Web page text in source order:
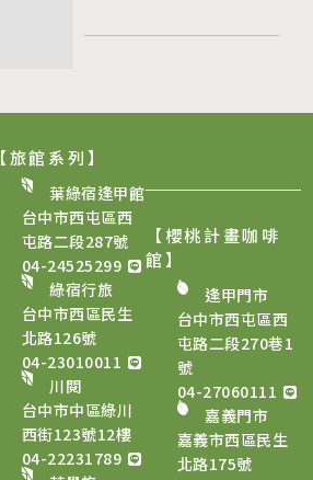
【旅館系列】
葉綠宿逢甲館
台中市西屯區西
屯路二段287號
04-24525299
綠宿行旅
台中市西區民生
北路126號
04-23010011
川閱
台中市中區綠川
西街123號12樓
04-22231789
【櫻桃計畫咖啡
館】
逢甲門市
台中市西屯區西
屯路二段270巷1
號
04-27060111
嘉義門市
嘉義市西區民生
北路175號